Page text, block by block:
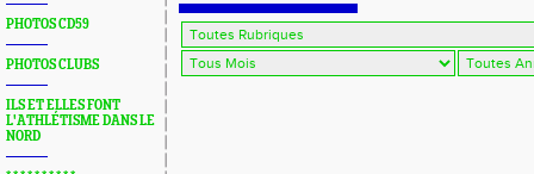
PHOTOS CD59
PHOTOS CLUBS
ILS ET ELLES FONT
L'ATHLÉTISME DANS LE
NORD